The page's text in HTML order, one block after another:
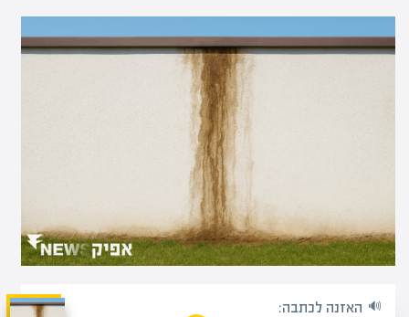
האזנה לכתבה: